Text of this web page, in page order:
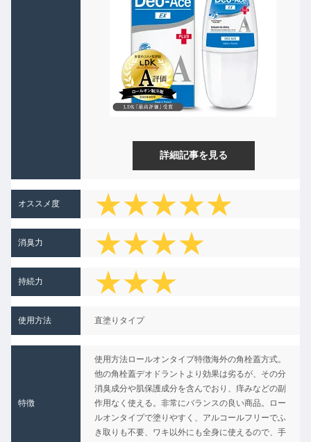
詳細記事を見る
オススメ度 ★★★★★
消臭力
★★★★
★
持続力
★★★
★★
使用方法 直塗りタイプ
特徴
使用方法ロールオンタイプ特徴海外の角栓蓋方式。
他の角栓蓋デオドラントより効果は劣るが、その分
消臭成分や肌保護成分を含んでおり、痒みなどの副
作用なく使える。非常にバランスの良い商品。ロー
ルオンタイプで塗りやすく、アルコールフリーでふ
き取りも不要、ワキ以外にも全身に使えるので、手